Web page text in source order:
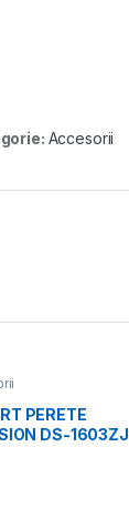
Accesorii
PERETE
DS-